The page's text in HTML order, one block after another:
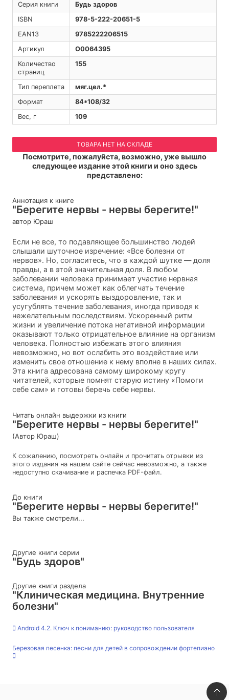
Серия книги
Будь здоров
ISBN
978-5-222-20651-5
EAN13
9785222206515
Артикул
O0064395
Количество
страниц
155
Тип переплета
мяг.цел.*
Формат
84*108/32
Вес, г
109
ТОВАРА НЕТ НА СКЛАДЕ
Посмотрите, пожалуйста, возможно, уже вышло
следующее издание этой книги и оно здесь
представлено:
Аннотация к книге
"Берегите нервы - нервы берегите!"
автор Юраш
Если не все, то подавляющее большинство людей
слышали шуточное изречение: «Все болезни от
нервов». Но, согласитесь, что в каждой шутке — доля
правды, а в этой значительная доля. В любом
заболевании человека принимает участие нервная
система, причем может как облегчать течение
заболевания и ускорять выздоровление, так и
усугублять течение заболевания, иногда приводя к
нежелательным последствиям. Ускоренный ритм
жизни и увеличение потока негативной информации
оказывают только отрицательное влияние на организм
человека. Полностью избежать этого влияния
невозможно, но вот ослабить это воздействие или
изменить свое отношение к нему вполне в наших силах.
Эта книга адресована самому широкому кругу
читателей, которые помнят старую истину «Помоги
себе сам» и готовы беречь себе нервы.
Читать онлайн выдержки из книги
"Берегите нервы - нервы берегите!"
(Автор Юраш)
К сожалению, посмотреть онлайн и прочитать отрывки из
этого издания на нашем сайте сейчас невозможно, а также
недоступно скачивание и распечка PDF-файл.
До книги
"Берегите нервы - нервы берегите!"
Вы также смотрели...
Другие книги серии
"Будь здоров"
Другие книги раздела
"Клиническая медицина. Внутренние
болезни"
Android 4.2. Ключ к пониманию: руководство пользователя
Березовая песенка: песни для детей в сопровождении фортепиано